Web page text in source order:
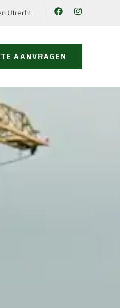
Utrecht
AANVRAGEN